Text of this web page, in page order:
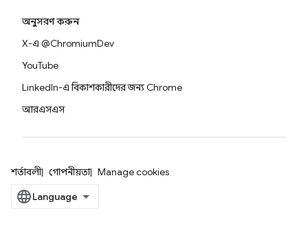
অনুসরণ করুন
X-এ @ChromiumDev
YouTube
LinkedIn-এ বিকাশকারীদের জন্য Chrome
আরএসএস
শর্তাবলী গোপনীয়তা Manage cookies